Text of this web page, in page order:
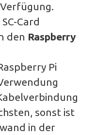
Card
den Raspberry
Pi
sonst ist
in der